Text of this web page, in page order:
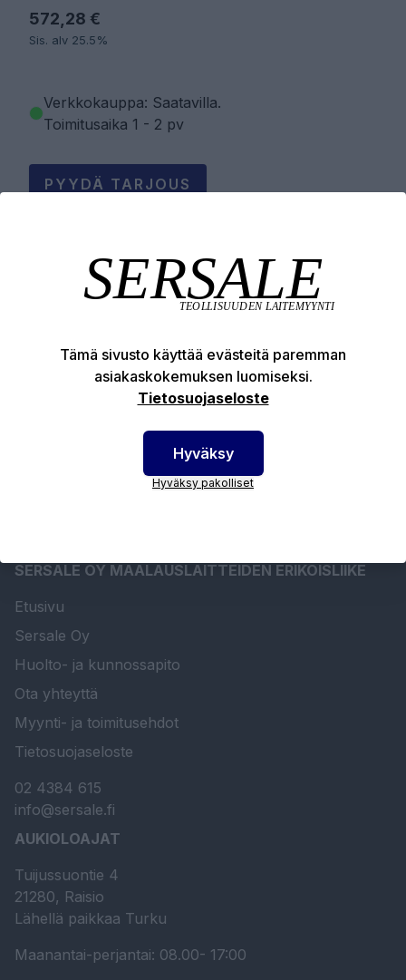
572,28 €
Sis. alv 25.5%
Verkkokauppa: Saatavilla.
Toimitusaika 1 - 2 pv
PYYDÄ TARJOUS
LISÄÄ OSTOSKORIIN
Tuotekuvaus
Tekniset edut
SERSALE OY MAALAUSLAITTEIDEN ERIKOISLIIKE
Etusivu
Sersale Oy
Huolto- ja kunnossapito
Ota yhteyttä
Myynti- ja toimitusehdot
Tietosuojaseloste
02 4384 615
info@sersale.fi
AUKIOLOAJAT
Tuijussuontie 4
21280, Raisio
Lähellä paikkaa Turku
Maanantai-perjantai: 08.00- 17:00
Tämä sivusto käyttää evästeitä paremman
asiakaskokemuksen luomiseksi.
Tietosuojaseloste
Hyväksy
Hyväksy pakolliset